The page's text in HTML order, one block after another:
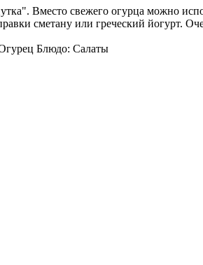
Вместо свежего огурца можно
сметану или греческий йогурт.
Блюдо: Салаты